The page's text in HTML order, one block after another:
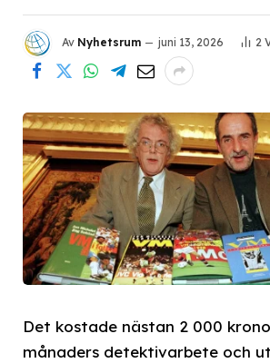
Av Nyhetsrum juni 13, 2026 2
Det kostade nästan 2 000
månaders detektivarbete och